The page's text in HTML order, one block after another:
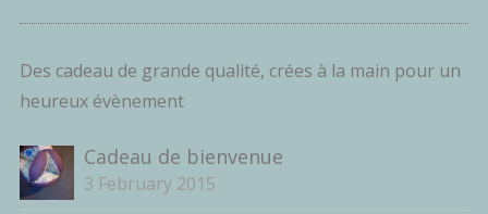
Des cadeau de grande qualité, crées à la main pour un
heureux évènement
Cadeau de bienvenue
3 February 2015